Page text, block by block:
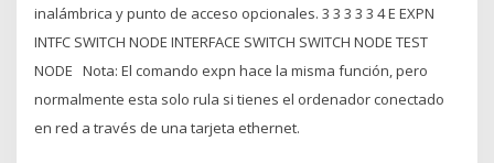
inalámbrica y punto de acceso opcionales. 3 3 3 3 3 4 E EXPN
INTFC SWITCH NODE INTERFACE SWITCH SWITCH NODE TEST
NODE Nota: El comando expn hace la misma función, pero
normalmente esta solo rula si tienes el ordenador conectado
en red a través de una tarjeta ethernet.